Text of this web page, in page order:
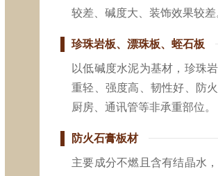
较差、碱度大、装饰效果较差
珍珠岩板、漂珠板、蛭石板
以低碱度水泥为基材，珍珠
重轻、强度高、韧性好、防
厨房、通讯管等非承重部位。
防火石膏板材
主要成分不燃且含有结晶水